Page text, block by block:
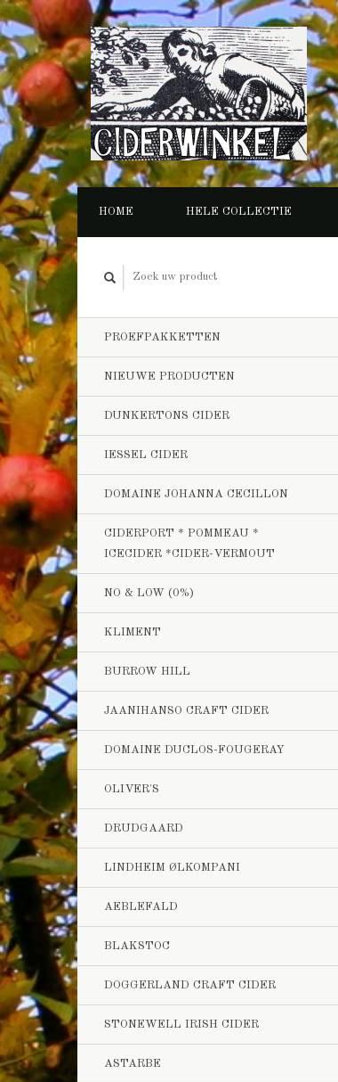
HOME HELE COLLECTIE
PROEFPAKKETTEN
NIEUWE PRODUCTEN
DUNKERTONS CIDER
IESSEL CIDER
DOMAINE JOHANNA CECILLON
CIDERPORT * POMMEAU *
ICECIDER *CIDER-VERMOUT
NO & LOW (0%)
KLIMENT
BURROW HILL
JAANIHANSO CRAFT CIDER
DOMAINE DUCLOS-FOUGERAY
OLIVER'S
DRUDGAARD
LINDHEIM ØLKOMPANI
AEBLEFALD
BLAKSTOC
DOGGERLAND CRAFT CIDER
STONEWELL IRISH CIDER
ASTARBE